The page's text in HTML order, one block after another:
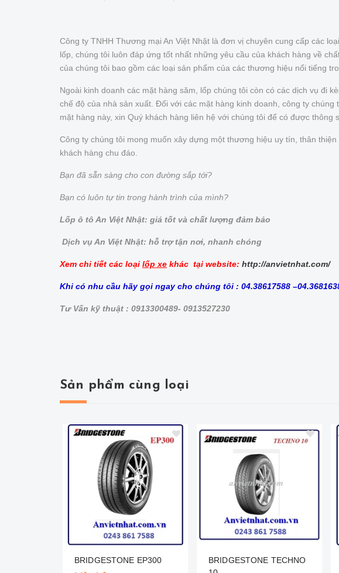
Công ty TNHH Thương mại An Việt Nhật là đơn vị chuyên cung cấp các
lốp, chúng tôi luôn đáp ứng tốt nhất những yêu cầu của khách hàng về
của chúng tôi bao gồm các loại sản phẩm của các thương hiệu nổi tiếng
Ngoài kinh doanh các mặt hàng săm, lốp chúng tôi còn có các dịch vụ đi
chế độ của nhà sản xuất. Đối với các mặt hàng kinh doanh, công ty
mặt hàng này, xin Quý khách hàng liên hệ với chúng tôi để có được thông
Công ty chúng tôi mong muốn xây dựng một thương hiệu uy tín, thân
khách hàng chu đáo.
Bạn đã sẵn sàng cho con đường sắp tới?
Bạn có luôn tự tin trong hành trình của mình?
Lốp ô tô An Việt Nhật: giá tốt và chất lượng đảm bảo
Dịch vụ An Việt Nhật: hỗ trợ tận nơi, nhanh chóng
Xem chi tiết các loại lốp xe khác tại website: http://anvietnhat.com/
Khi có nhu cầu hãy gọi ngay cho chúng tôi : 04.38617588
Tư Vấn kỹ thuật : 0913300489- 0913527230
Sản phẩm cùng loại
BRIDGESTONE EP300
BRIDGESTONE TECHNO